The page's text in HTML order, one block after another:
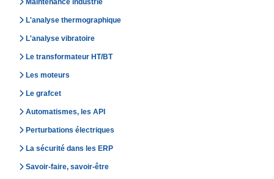
Maintenance industrie
L'analyse thermographique
L'analyse vibratoire
Le transformateur HT/BT
Les moteurs
Le grafcet
Automatismes, les API
Perturbations électriques
La sécurité dans les ERP
Savoir-faire, savoir-être